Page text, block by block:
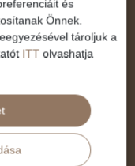
és
Önnek.
tároljuk a
ITT olvashatja